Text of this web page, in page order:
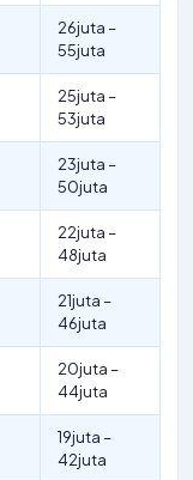
26juta –
55juta
25juta –
53juta
23juta –
50juta
22juta –
48juta
21juta –
46juta
20juta –
44juta
19juta –
42juta